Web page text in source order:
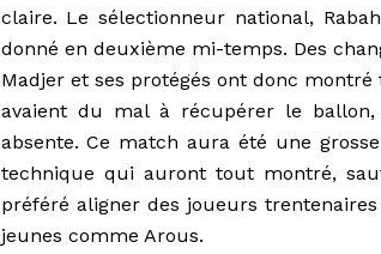
claire. Le sélectionneur national,
donné en deuxième mi-temps. Des
Madjer et ses protégés ont donc
avaient du mal à récupérer le
absente. Ce match aura été une
technique qui auront tout montré,
préféré aligner des joueurs
jeunes comme Arous.